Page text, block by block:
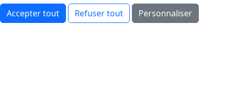
Accepter tout Refuser tout Personnaliser